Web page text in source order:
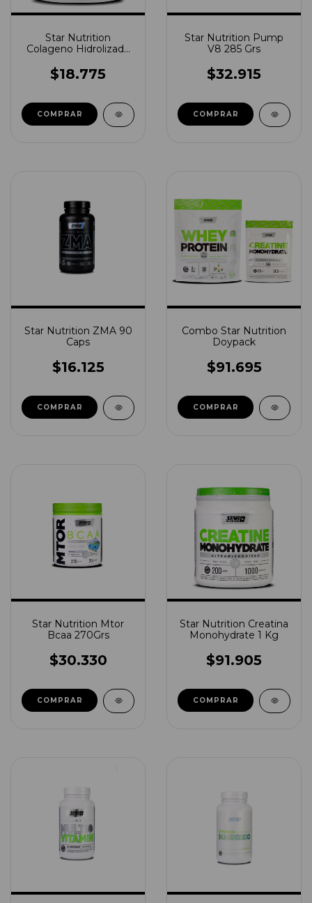
Star Nutrition
Colageno Hidrolizado
$18.775
COMPRAR
Star Nutrition Pump
V8 285 Grs
$32.915
COMPRAR
Star Nutrition ZMA 90
Caps
$16.125
Combo Star Nutrition
Doypack
$91.695
COMPRAR
Star Nutrition Mtor
Bcaa 270Grs
$30.330
COMPRAR
Star Nutrition Creatina
Monohydrate 1 Kg
$91.905